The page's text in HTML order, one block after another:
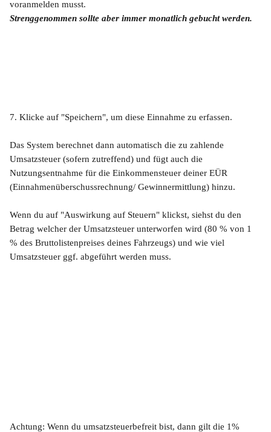
voranmelden musst.
Strenggenommen sollte aber immer monatlich gebucht werden.
7. Klicke auf "Speichern", um diese Einnahme zu erfassen.
Das System berechnet dann automatisch die zu zahlende
Umsatzsteuer (sofern zutreffend) und fügt auch die
Nutzungsentnahme für die Einkommensteuer deiner EÜR
(Einnahmenüberschussrechnung/ Gewinnermittlung) hinzu.
Wenn du auf "Auswirkung auf Steuern" klickst, siehst du den
Betrag welcher der Umsatzsteuer unterworfen wird (80 % von 1
% des Bruttolistenpreises deines Fahrzeugs) und wie viel
Umsatzsteuer ggf. abgeführt werden muss.
Achtung: Wenn du umsatzsteuerbefreit bist, dann gilt die 1%